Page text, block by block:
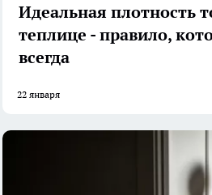
Идеальная плотность
теплице - правило,
всегда
22 января